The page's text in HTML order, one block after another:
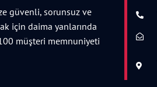
güvenli, sorunsuz ve
için daima yanlarında
100 müşteri memnuniyeti